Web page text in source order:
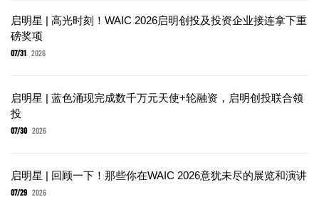
启明星 | 高光时刻！WAIC 2026启明创投及投资企业接连拿下重
磅奖项
07/31 2026
启明星 | 蓝色涌现完成数千万元天使+轮融资，启明创投联合领
投
07/30 2026
启明星 | 回顾一下！那些你在WAIC 2026意犹未尽的展览和演讲
07/29 2026